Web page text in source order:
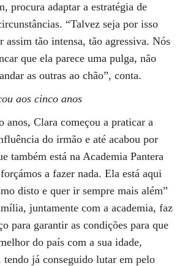
procura adaptar a estratégia de
“Talvez seja por isso
assim tão intensa, tão agressiva. Nós
que ela parece uma pulga, não
as outras ao chão”, conta.
aos cinco anos
anos, Clara começou a praticar a
do irmão e até acabou por
também está na Academia Pantera
a fazer nada. Ela está aqui
disto e quer ir sempre mais além”
juntamente com a academia, faz
para garantir as condições para que
do país com a sua idade,
tendo já conseguido lutar em pelo